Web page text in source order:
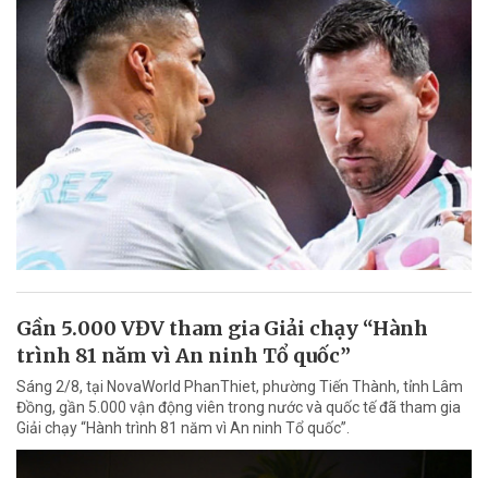
Gần 5.000 VĐV tham gia Giải chạy “Hành
trình 81 năm vì An ninh Tổ quốc”
Sáng 2/8, tại NovaWorld PhanThiet, phường Tiến Thành, tỉnh Lâm
Đồng, gần 5.000 vận động viên trong nước và quốc tế đã tham gia
Giải chạy “Hành trình 81 năm vì An ninh Tổ quốc”.